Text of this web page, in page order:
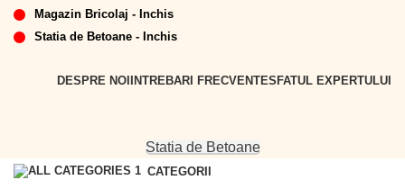
Magazin Bricolaj - Inchis
Statia de Betoane - Inchis
DESPRE NOI INTREBARI FRECVENTESFATUL EXPERTULUI
Statia de Betoane
CATEGORII